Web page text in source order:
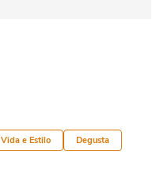
Vida e Estilo Degusta